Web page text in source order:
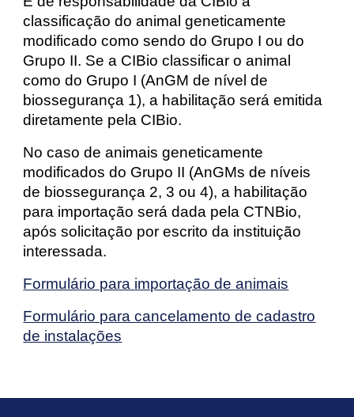
classificação do animal geneticamente
modificado como sendo do Grupo I ou do
Grupo II. Se a CIBio classificar o animal
como do Grupo I (AnGM de nível de
biossegurança 1), a habilitação será emitida
diretamente pela CIBio.
No caso de animais geneticamente
modificados do Grupo II (AnGMs de níveis
de biossegurança 2, 3 ou 4), a habilitação
para importação será dada pela CTNBio,
após solicitação por escrito da instituição
interessada.
Formulário para importação de animais
Formulário para cancelamento de cadastro
de instalações